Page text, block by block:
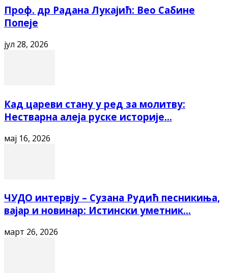
Проф. др Радана Лукајић: Вео Сабине
Попеје
јул 28, 2026
Кад цареви стану у ред за молитву:
Нестварна алеја руске историје...
мај 16, 2026
ЧУДО интервју – Сузана Рудић песникиња,
вајар и новинар: Истински уметник...
март 26, 2026